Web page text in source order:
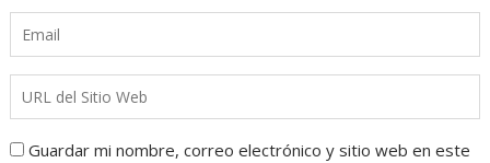
Guardar mi nombre, correo electrónico y sitio web en este